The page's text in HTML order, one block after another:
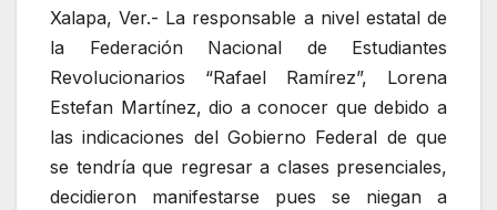
Xalapa, Ver.- La responsable a nivel estatal de
la Federación Nacional de Estudiantes
Revolucionarios “Rafael Ramírez”, Lorena
Estefan Martínez, dio a conocer que debido a
las indicaciones del Gobierno Federal de que
se tendría que regresar a clases presenciales,
decidieron manifestarse pues se niegan a